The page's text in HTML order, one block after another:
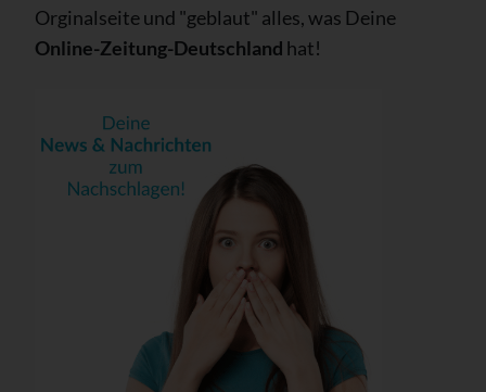
Orginalseite und "geblaut" alles, was Deine
Online-Zeitung-Deutschland hat!